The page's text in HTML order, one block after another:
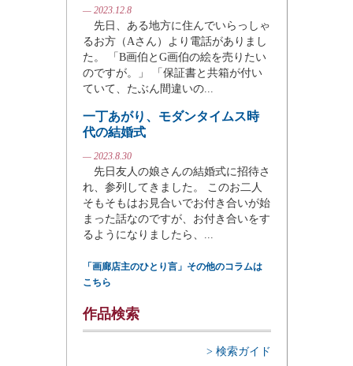
— 2023.12.8
先日、ある地方に住んでいらっしゃ
るお方（Aさん）より電話がありまし
た。 「B画伯とG画伯の絵を売りたい
のですが。」 「保証書と共箱が付い
ていて、たぶん間違いの...
一丁あがり、モダンタイムス時
代の結婚式
— 2023.8.30
先日友人の娘さんの結婚式に招待さ
れ、参列してきました。 このお二人
そもそもはお見合いでお付き合いが始
まった話なのですが、お付き合いをす
るようになりましたら、...
「画廊店主のひとり言」その他のコラムは
こちら
作品検索
> 検索ガイド